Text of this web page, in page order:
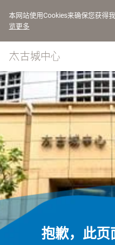
本网站使用Cookies来确保您获得
览更多
抱歉，此页